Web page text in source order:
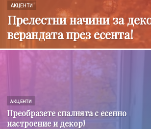
АКЦЕНТИ
Прелестни начини за
верандата през есента!
АКЦЕНТИ
Преобразете спалнята с есенно
настроение и декор!